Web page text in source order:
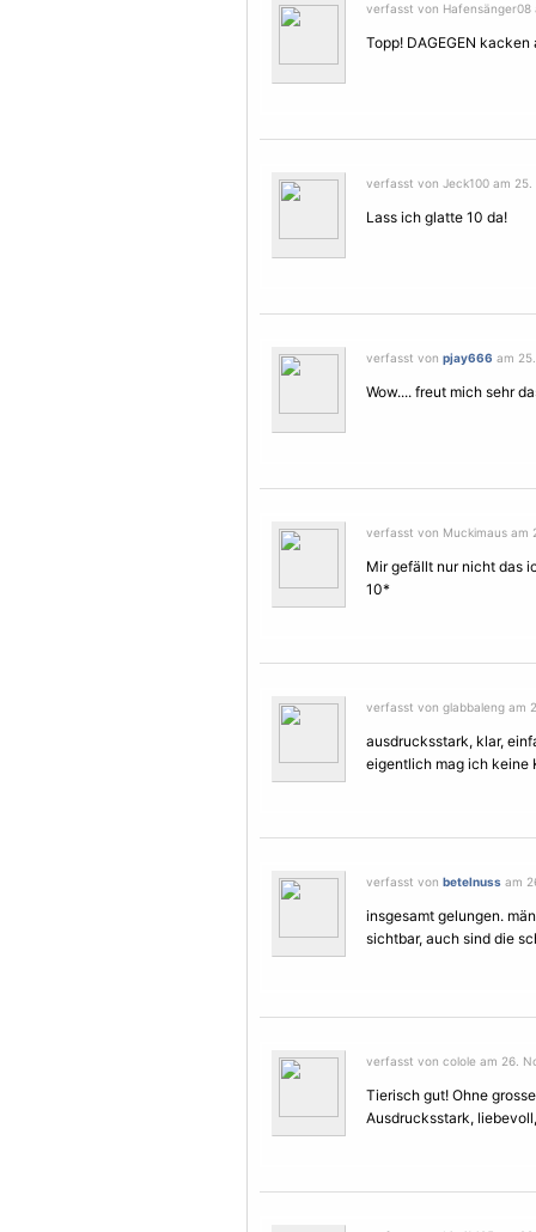
verfasst von Hafensänger08
Topp! DAGEGEN
verfasst von Jeck100 am
Lass ich glatte 10 da!
verfasst von pjay666 am
Wow.... freut mich sehr
verfasst von Muckimaus am
Mir gefällt nur nicht das
10*
verfasst von glabbaleng am
ausdrucksstark, klar,
eigentlich mag ich keine
verfasst von betelnuss am
insgesamt gelungen.
sichtbar, auch sind die
verfasst von colole am 26.
Tierisch gut! Ohne
Ausdrucksstark,